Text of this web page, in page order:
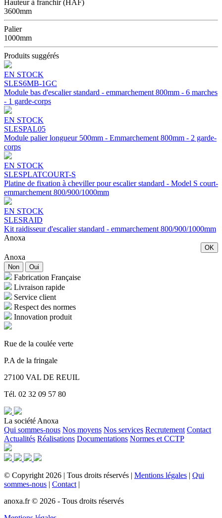
Hauteur à franchir (HAF)
3600mm
Palier
1000mm
Produits suggérés
EN STOCK
SLES6MB-1GC
Module bas d'escalier standard - emmarchement 800mm - 6 marches
- 1 garde-corps
EN STOCK
SLESPAL05
Module palier longueur 500mm - Emmarchement 800mm - 2 garde-
corps
EN STOCK
SLESPLATCOURT-S
Platine de fixation à cheviller pour escalier standard - Model S court-
emmarchement 800/900/1000mm
EN STOCK
SLESRAID
Kit raidisseur d'escalier standard - emmarchement 800/900/1000mm
Anoxa
OK
Anoxa
Non Oui
Fabrication Française
Livraison rapide
Service client
Respect des normes
Innovation produit
Rue de la coulée verte
P.A de la fringale
27100 VAL DE REUIL
Tél. 02 32 09 57 80
La société Anoxa
Qui sommes-nous Nos moyens Nos services Recrutement Contact
Actualités Réalisations Documentations Normes et CCTP
© Copyright 2026 | Tous droits réservés | Mentions légales | Qui
sommes-nous | Contact |
anoxa.fr © 2026 - Tous droits réservés